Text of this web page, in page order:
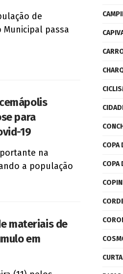
de
Municipal passa
para
19
na
a população
materiais de
em
COPA
COPA